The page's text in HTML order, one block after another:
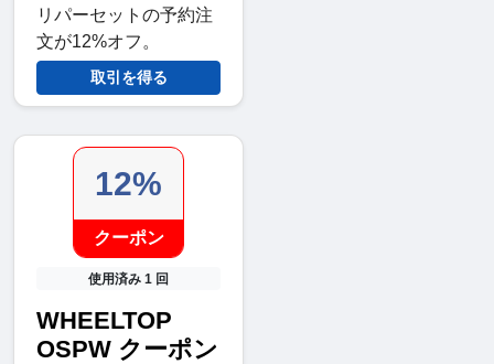
リパーセットの予約注
文が12%オフ。
取引を得る
12%
クーポン
使用済み 1 回
WHEELTOP
OSPW クーポン